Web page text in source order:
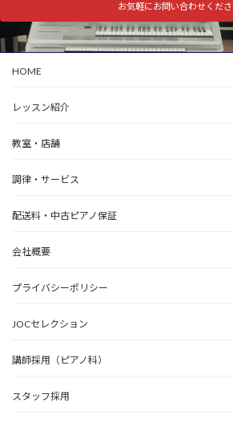
お気軽にお問い合わせくだ
HOME
レッスン紹介
教室・店舗
調律・サービス
配送料・中古ピアノ保証
会社概要
プライバシーポリシー
JOCセレクション
講師採用（ピアノ科）
スタッフ採用